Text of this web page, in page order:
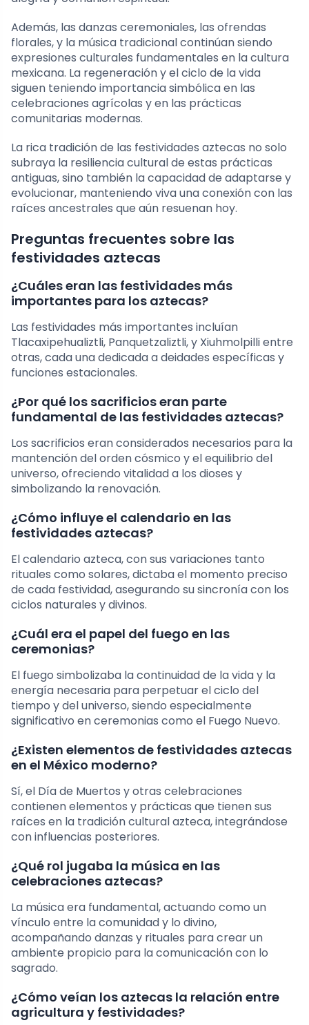
Además, las danzas ceremoniales, las ofrendas
florales, y la música tradicional continúan siendo
expresiones culturales fundamentales en la cultura
mexicana. La regeneración y el ciclo de la vida
siguen teniendo importancia simbólica en las
celebraciones agrícolas y en las prácticas
comunitarias modernas.
La rica tradición de las festividades aztecas no solo
subraya la resiliencia cultural de estas prácticas
antiguas, sino también la capacidad de adaptarse y
evolucionar, manteniendo viva una conexión con las
raíces ancestrales que aún resuenan hoy.
Preguntas frecuentes sobre las
festividades aztecas
¿Cuáles eran las festividades más
importantes para los aztecas?
Las festividades más importantes incluían
Tlacaxipehualiztli, Panquetzaliztli, y Xiuhmolpilli entre
otras, cada una dedicada a deidades específicas y
funciones estacionales.
¿Por qué los sacrificios eran parte
fundamental de las festividades aztecas?
Los sacrificios eran considerados necesarios para la
mantención del orden cósmico y el equilibrio del
universo, ofreciendo vitalidad a los dioses y
simbolizando la renovación.
¿Cómo influye el calendario en las
festividades aztecas?
El calendario azteca, con sus variaciones tanto
rituales como solares, dictaba el momento preciso
de cada festividad, asegurando su sincronía con los
ciclos naturales y divinos.
¿Cuál era el papel del fuego en las
ceremonias?
El fuego simbolizaba la continuidad de la vida y la
energía necesaria para perpetuar el ciclo del
tiempo y del universo, siendo especialmente
significativo en ceremonias como el Fuego Nuevo.
¿Existen elementos de festividades aztecas
en el México moderno?
Sí, el Día de Muertos y otras celebraciones
contienen elementos y prácticas que tienen sus
raíces en la tradición cultural azteca, integrándose
con influencias posteriores.
¿Qué rol jugaba la música en las
celebraciones aztecas?
La música era fundamental, actuando como un
vínculo entre la comunidad y lo divino,
acompañando danzas y rituales para crear un
ambiente propicio para la comunicación con lo
sagrado.
¿Cómo veían los aztecas la relación entre
agricultura y festividades?